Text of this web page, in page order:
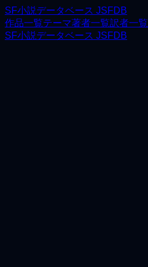
SF小説データベース JSFDB
作品一覧テーマ著者一覧訳者一覧
SF小説データベース JSFDB